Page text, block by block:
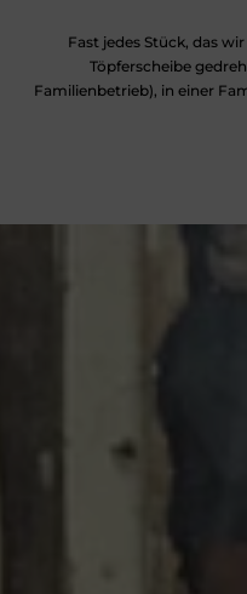
Fast jedes Stück, das
Töpferscheibe
Familienbetrieb), in einer